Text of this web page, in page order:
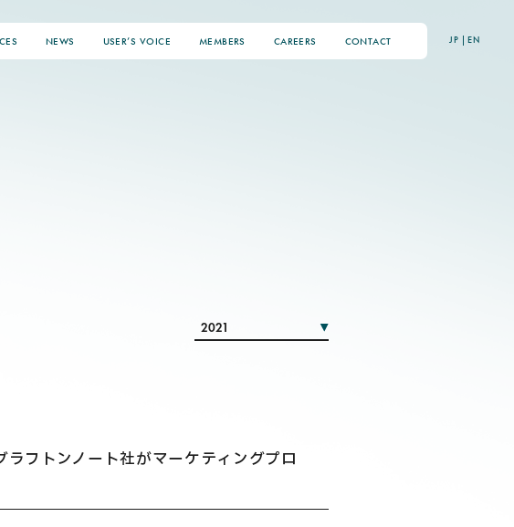
NEWS USER’S VOICE MEMBERS CAREERS CONTACT JP EN
2021
フトンノート社がマーケティングプロ